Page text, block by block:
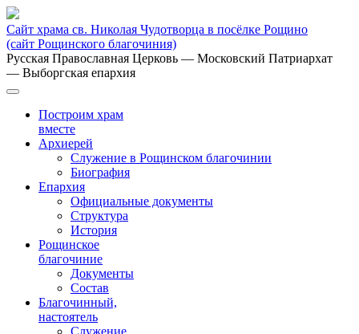
Сайт храма св. Николая Чудотворца в посёлке Рощино
(сайт Рощинского благочиния)
Русская Православная Церковь — Московский Патриархат
— Выборгская епархия
Построим храм
вместе
Архиерей
Служение в Рощинском благочинии
Биография
Епархия
Официальные документы
Структура
История
Рощинское
благочиние
Документы
Состав
Благочинный,
настоятель
Служение